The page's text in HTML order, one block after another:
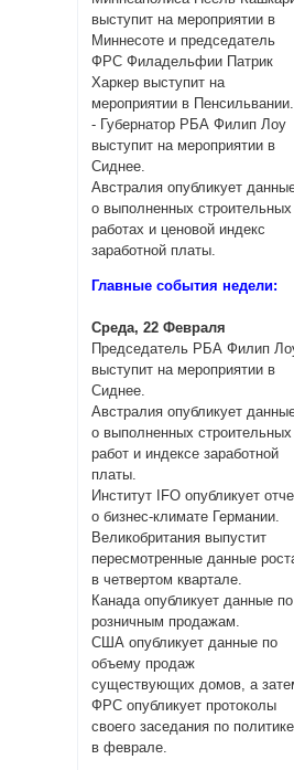
выступит на мероприятии в
Миннесоте и председатель
ФРС Филадельфии Патрик
Харкер выступит на
мероприятии в Пенсильвании.
- Губернатор РБА Филип Лоу
выступит на мероприятии в
Сиднее.
Австралия опубликует
о выполненных строительных
работах и ценовой индекс
заработной платы.
Главные события недели:
Среда, 22 Февраля
Председатель РБА Филип
выступит на мероприятии в
Сиднее.
Австралия опубликует
о выполненных строительных
работ и индексе заработной
платы.
Институт IFO опубликует
о бизнес-климате Германии.
Великобритания выпустит
пересмотренные данные
в четвертом квартале.
Канада опубликует данные по
розничным продажам.
США опубликует данные по
объему продаж
существующих домов, а
ФРС опубликует протоколы
своего заседания по политике
в феврале.